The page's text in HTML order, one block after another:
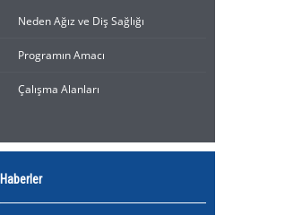
Neden Ağız ve Diş Sağlığı
Programın Amacı
Çalışma Alanları
Haberler